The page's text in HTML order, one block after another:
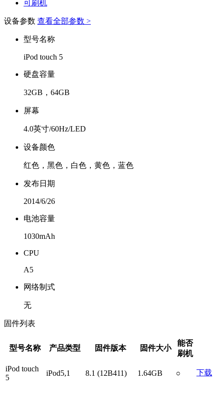
可刷机
设备参数 查看全部参数 >
型号名称
iPod touch 5
硬盘容量
32GB，64GB
屏幕
4.0英寸/60Hz/LED
设备颜色
红色，黑色，白色，黄色，蓝色
发布日期
2014/6/26
电池容量
1030mAh
CPU
A5
网络制式
无
固件列表
型号名称 产品类型 固件版本 固件大小
能否
刷机
iPod touch
5
iPod5,1 8.1 (12B411) 1.64GB ○ 下载